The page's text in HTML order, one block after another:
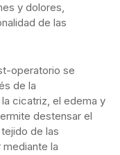
y dolores,
de las
operatorio se
de la
cicatriz, el edema y
destensar el
de las
la